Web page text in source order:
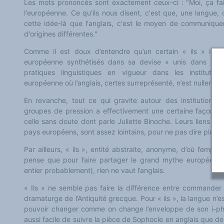
Classement thématique
Annuaire des chercheurs sur le plurilinguisme
Instituts et centres de recherche
L'OEP et le plurilinguisme sur CAIRN
LES FONDAMENTAUX
Langues et géopolitique - L'avenir des langues
Multilinguismes et plurilinguismes
Politiques et droits linguistiques
Dynamique des langues
Langues et histoire
Science ouverte
Langues et pouvoirs
Terminologie
Textes de référence
DOSSIERS THÉMATIQUES
Culture et industries culturelles
Economique et social
International
Accès au dictionnaire des anglicismes
Accès à la banque de données Relations internationales
Accéder au site de l'OPA (Observatoire du plurilinguisme en Afrique)
ACTUALITÉS/EVENEMENTS
Actualités
Manifestations
Les mots prononcés sont exactement ceux-ci : "Moi, ça
l'européenne. Ce qu'ils nous disent, c'est que, une
cette idée-là que l'anglais, c'est le moyen de
d'origines différentes."
Comme il est doux d’entendre qu’un certain « ils »
européenne synthétisés dans sa devise « unis dans la
pratiques linguistiques en vigueur dans les
européenne où l’anglais, certes surreprésenté, n’est
En revanche, tout ce qui gravite autour des institutions
groupes de pression a effectivement une certaine façon de
celle sans doute dont parle Juliette Binoche. Leurs liens
pays européens, sont assez lointains, pour ne pas dire plus.
Par ailleurs, « ils », entité abstraite, anonyme, d’où
pense que pour faire partager le grand mythe européen
entier probablement), rien ne vaut l’anglais.
« Ils » ne semble pas faire la différence entre
dramaturge de l’Antiquité grecque. Pour « ils », la langue
pouvoir changer comme on change l’enveloppe de son i-
aussi facile de suivre la pièce de Sophocle en anglais que